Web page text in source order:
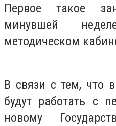
Первое такое
минувшей
методическом
В связи с тем, что
будут работать с
новому